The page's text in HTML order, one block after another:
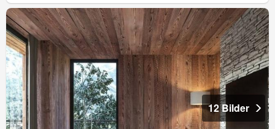
12 Bilder